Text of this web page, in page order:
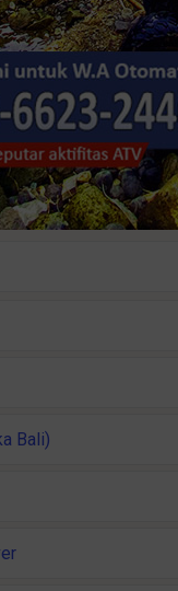
Bali)